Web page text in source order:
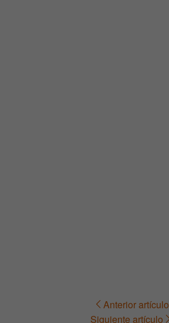
Navegación Anterior artículo
Siguiente artículo